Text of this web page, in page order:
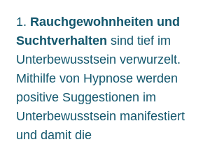
1. Rauchgewohnheiten und
Suchtverhalten sind tief im
Unterbewusstsein verwurzelt.
Mithilfe von Hypnose werden
positive Suggestionen im
Unterbewusstsein manifestiert
und damit die